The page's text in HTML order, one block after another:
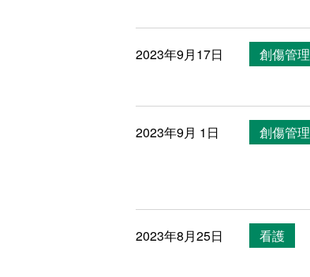
2023年9月17日 創傷管理
2023年9月 1日 創傷管理
2023年8月25日 看護